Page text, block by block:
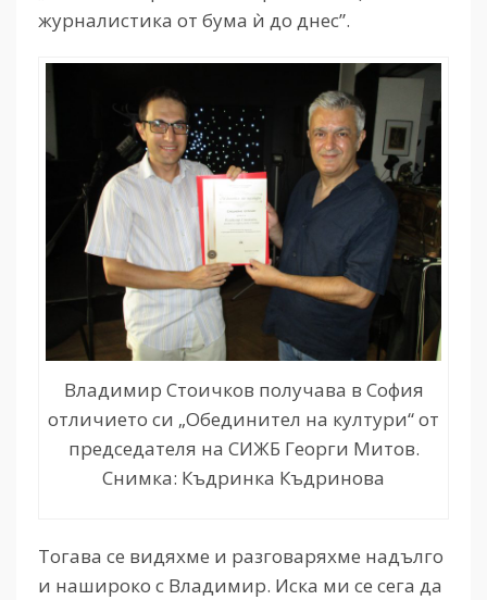
журналистика от бума ѝ до днес”.
Владимир Стоичков получава в София
отличието си „Обединител на култури“ от
председателя на СИЖБ Георги Митов.
Снимка: Къдринка Къдринова
Тогава се видяхме и разговаряхме надълго
и нашироко с Владимир. Иска ми се сега да